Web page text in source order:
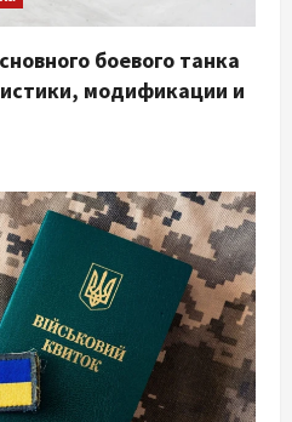
боевого танка
модификации и